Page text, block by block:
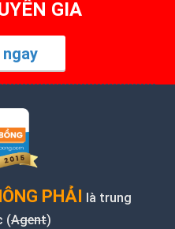
GIA
ngay
PHẢI
là trung
(Agent)